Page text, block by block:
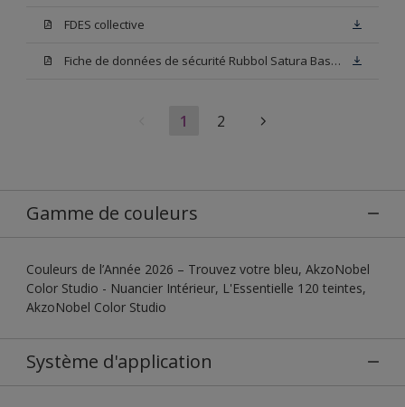
FDES collective
Fiche de données de sécurité Rubbol Satura Base N00
1 2
Gamme de couleurs
Couleurs de l’Année 2026 – Trouvez votre bleu, AkzoNobel
Color Studio - Nuancier Intérieur, L'Essentielle 120 teintes,
AkzoNobel Color Studio
Système d'application